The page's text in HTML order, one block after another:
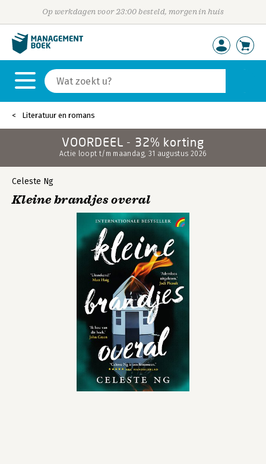
Op werkdagen voor 23:00 besteld, morgen in huis
Literatuur en romans
VOORDEEL - 32% korting
Actie loopt t/m maandag, 31 augustus 2026
Celeste Ng
Kleine brandjes overal